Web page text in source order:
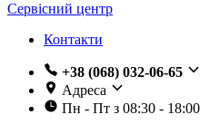
Сервісний центр
Контакти
+38 (068) 032-06-65
Адреса
Пн - Пт з 08:30 - 18:00